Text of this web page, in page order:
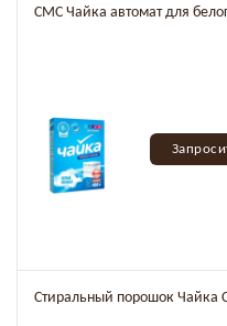
СМС Чайка автомат для
Стиральный порошок